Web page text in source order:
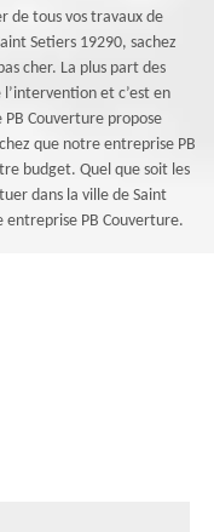
de tous vos travaux de
Setiers 19290, sachez
cher. La plus part des
et c’est en
Couverture propose
que notre entreprise PB
budget. Quel que soit les
dans la ville de Saint
entreprise PB Couverture.